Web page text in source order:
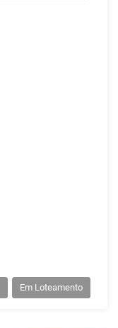
Em Loteamento